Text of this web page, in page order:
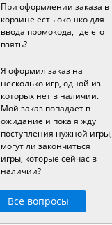
При оформлении заказа в
корзине есть окошко для
ввода промокода, где его
взять?
Я оформил заказ на
несколько игр, одной из
которых нет в наличии.
Мой заказ попадает в
ожидание и пока я жду
поступления нужной игры,
могут ли закончиться
игры, которые сейчас в
наличии?
Все вопросы